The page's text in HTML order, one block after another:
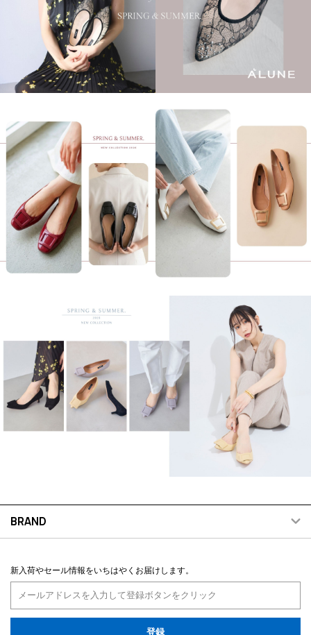
BRAND
新入荷やセール情報をいちはやくお届けします。
登録